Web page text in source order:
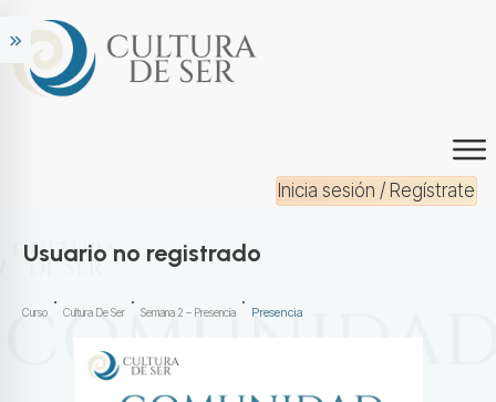
Inicia sesión / Regístrate
Usuario no registrado
Curso Cultura De Ser Semana 2 – Presencia Presencia